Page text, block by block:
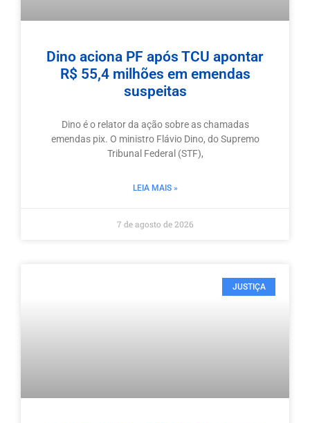
Dino aciona PF após TCU apontar
R$ 55,4 milhões em emendas
suspeitas
Dino é o relator da ação sobre as chamadas
emendas pix. O ministro Flávio Dino, do Supremo
Tribunal Federal (STF),
LEIA MAIS »
7 de agosto de 2026
JUSTIÇA